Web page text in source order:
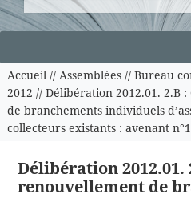
Accueil// Assemblées// Bureau
2012 // Délibération 2012.01. 2.B
de branchements individuels
collecteurs existants : avenant n°1
Délibération 2012.01.
renouvellement de